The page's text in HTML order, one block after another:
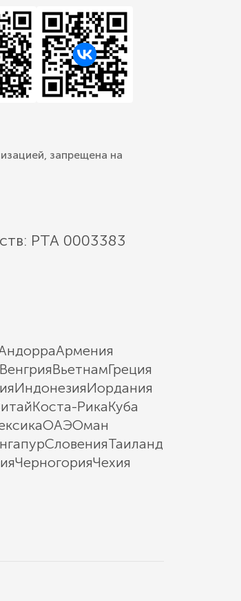
запрещена на
РТА 0003383
Армения
ВенгрияВьетнамГреция
ИндонезияИордания
Коста-РикаКуба
ОАЭОман
СловенияТаиланд
ЧерногорияЧехия